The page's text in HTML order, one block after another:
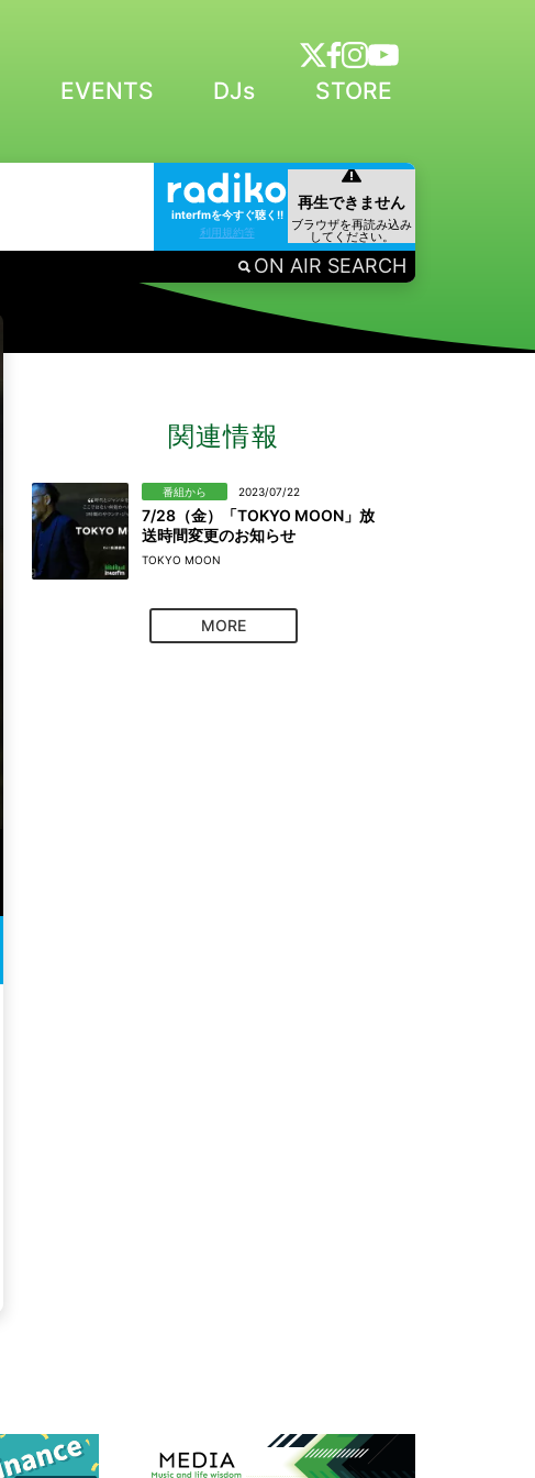
EVENTS DJs STORE
interfmを今すぐ聴く!!
利用規約等
ON AIR SEARCH
関連情報
番組から 2023/07/22
7/28（金）「TOKYO MOON」放
送時間変更のお知らせ
TOKYO MOON
MORE